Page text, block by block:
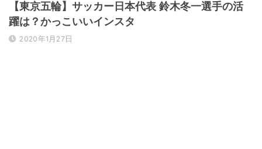
【東京五輪】サッカー日本代表 鈴木冬一選手の活
躍は？かっこいいインスタ
2020年1月27日